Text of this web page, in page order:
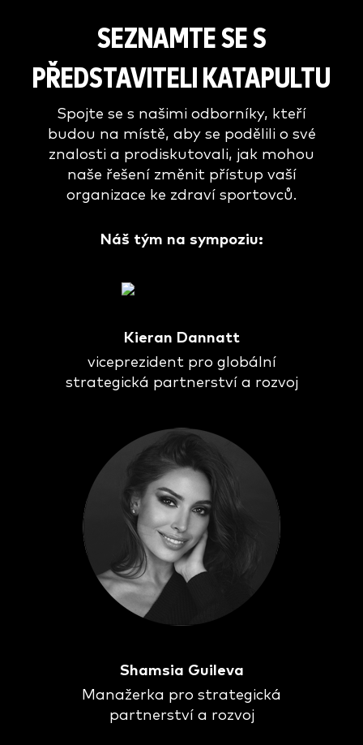
SEZNAMTE SE S
PŘEDSTAVITELI KATAPULTU
Spojte se s našimi odborníky, kteří
budou na místě, aby se podělili o své
znalosti a prodiskutovali, jak mohou
naše řešení změnit přístup vaší
organizace ke zdraví sportovců.
Náš tým na sympoziu:
Kieran Dannatt
viceprezident pro globální
strategická partnerství a rozvoj
Shamsia Guileva
Manažerka pro strategická
partnerství a rozvoj